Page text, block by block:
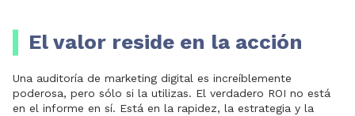
El valor reside en la acción
Una auditoría de marketing digital es increíblemente
poderosa, pero sólo si la utilizas. El verdadero ROI no está
en el informe en sí. Está en la rapidez, la estrategia y la